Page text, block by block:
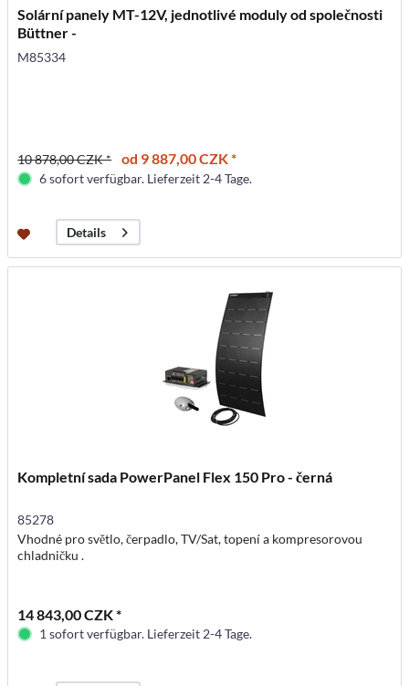
Solární panely MT-12V, jednotlivé moduly od společnosti
Büttner -
M85334
10 878,00 CZK * od 9 887,00 CZK *
6 sofort verfügbar. Lieferzeit 2-4 Tage.
Details
Kompletní sada PowerPanel Flex 150 Pro - černá
85278
Vhodné pro světlo, čerpadlo, TV/Sat, topení a kompresorovou
chladničku .
14 843,00 CZK *
1 sofort verfügbar. Lieferzeit 2-4 Tage.